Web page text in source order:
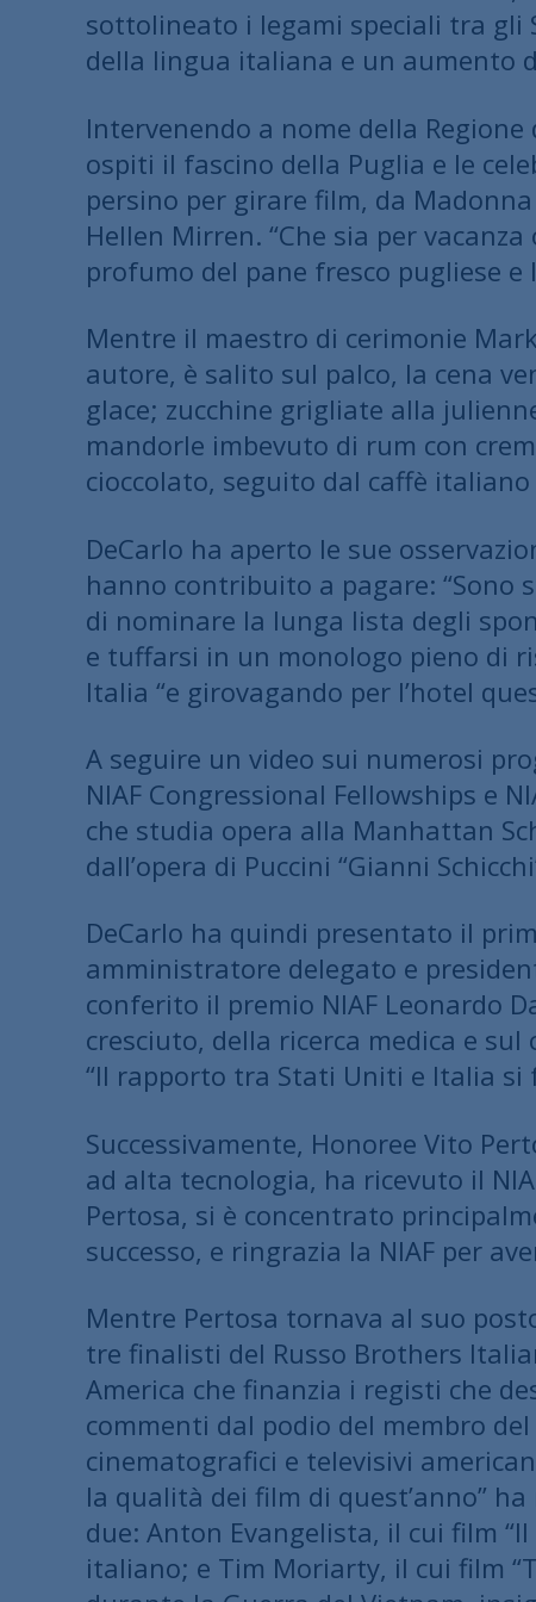
sottolineato i legami speciali tra gli
della lingua italiana e un aumento
Intervenendo a nome della
ospiti il fascino della Puglia e le
persino per girare film, da
Hellen Mirren. “Che sia per
profumo del pane fresco pugliese e
Mentre il maestro di cerimonie
autore, è salito sul palco, la cena
glace; zucchine grigliate alla
mandorle imbevuto di rum con
cioccolato, seguito dal caffè
DeCarlo ha aperto le sue
hanno contribuito a pagare: “Sono
di nominare la lunga lista degli
e tuffarsi in un monologo pieno di
Italia “e girovagando per l’hotel
A seguire un video sui numerosi
NIAF Congressional Fellowships e
che studia opera alla Manhattan
dall’opera di Puccini “Gianni
DeCarlo ha quindi presentato il
amministratore delegato e
conferito il premio NIAF Leonardo
cresciuto, della ricerca medica e
“Il rapporto tra Stati Uniti e Italia si
Successivamente, Honoree Vito
ad alta tecnologia, ha ricevuto il
Pertosa, si è concentrato
successo, e ringrazia la NIAF per
Mentre Pertosa tornava al suo
tre finalisti del Russo Brothers
America che finanzia i registi che
commenti dal podio del membro
cinematografici e televisivi
la qualità dei film di quest’anno”
due: Anton Evangelista, il cui film
italiano; e Tim Moriarty, il cui film